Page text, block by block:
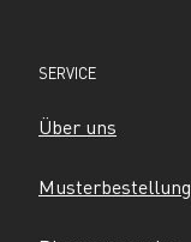
SERVICE
Über uns
Musterbestellung